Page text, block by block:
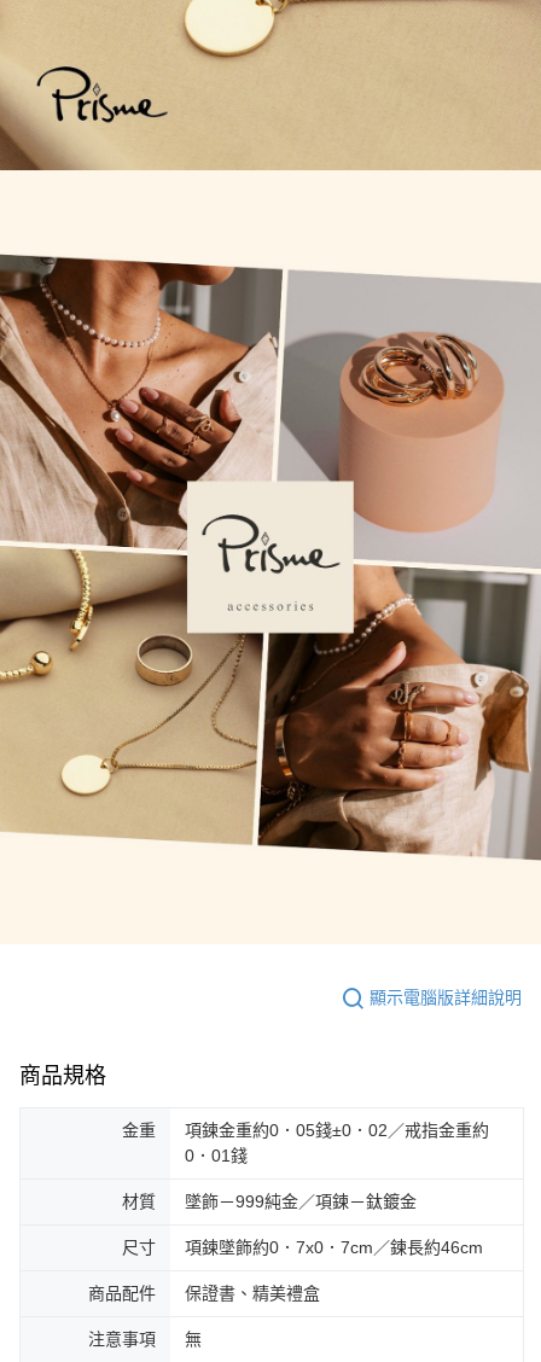
顯示電腦版詳細說明
商品規格
金重
項鍊金重約0．05錢±0．02／戒指金重約
0．01錢
材質 墜飾－999純金／項鍊－鈦鍍金
尺寸 項鍊墜飾約0．7x0．7cm／鍊長約46cm
商品配件 保證書、精美禮盒
注意事項 無